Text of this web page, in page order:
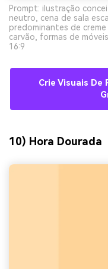
Prompt: ilustração
neutro, cena de sala
predominantes de
carvão, formas de
16:9
Crie Visuais De
10) Hora Dourada